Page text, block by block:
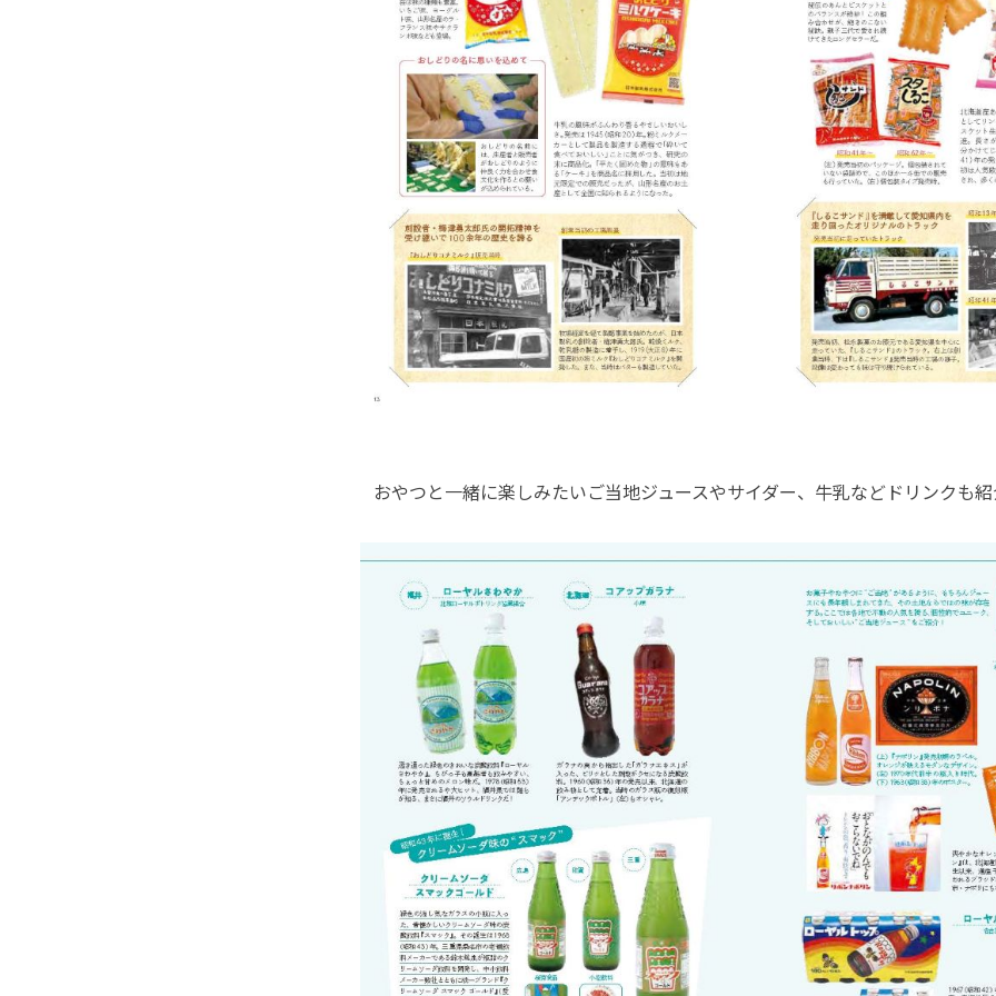
おやつと一緒に楽しみたいご当地ジュースやサイダー、牛乳などドリンクも